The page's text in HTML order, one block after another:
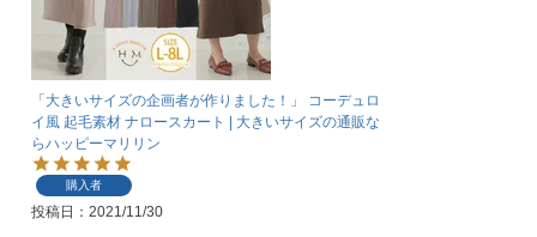
「大きいサイズの企画者が作りました！」 コーデュロ
イ風 起毛素材 ナロースカート | 大きいサイズの通販な
らハッピーマリリン
購入者
投稿日 2021/11/30